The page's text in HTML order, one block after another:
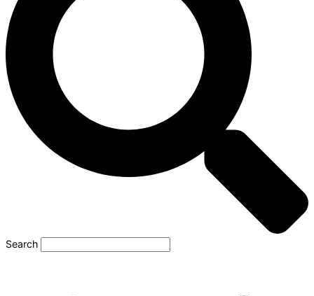
Search